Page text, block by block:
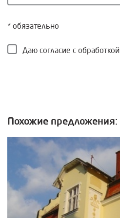
* обязательно
Даю согласие с обработкой
Похожие предложения: